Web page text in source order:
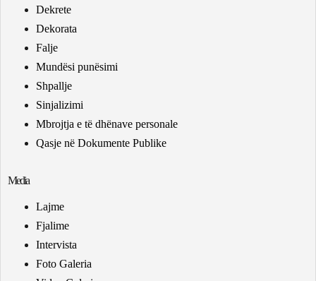
Dekrete
Dekorata
Falje
Mundësi punësimi
Shpallje
Sinjalizimi
Mbrojtja e të dhënave personale
Qasje në Dokumente Publike
Media
Lajme
Fjalime
Intervista
Foto Galeria